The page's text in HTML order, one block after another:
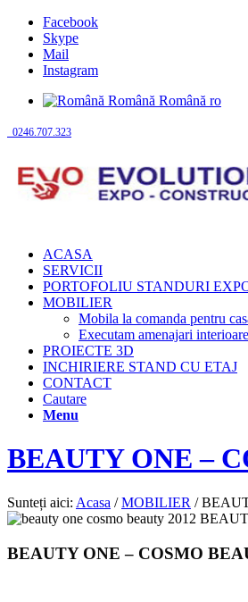
Facebook
Skype
Mail
Instagram
Română Română ro
0246.707.323
ACASA
SERVICII
PORTOFOLIU STANDURI
MOBILIER
Mobila la comanda pentru
Executam amenajari interioare
PROIECTE 3D
INCHIRIERE STAND CU ETAJ
CONTACT
Cautare
Menu
BEAUTY ONE –
Sunteți aici: Acasa / MOBILIER /
BEAUTY ONE – COSMO